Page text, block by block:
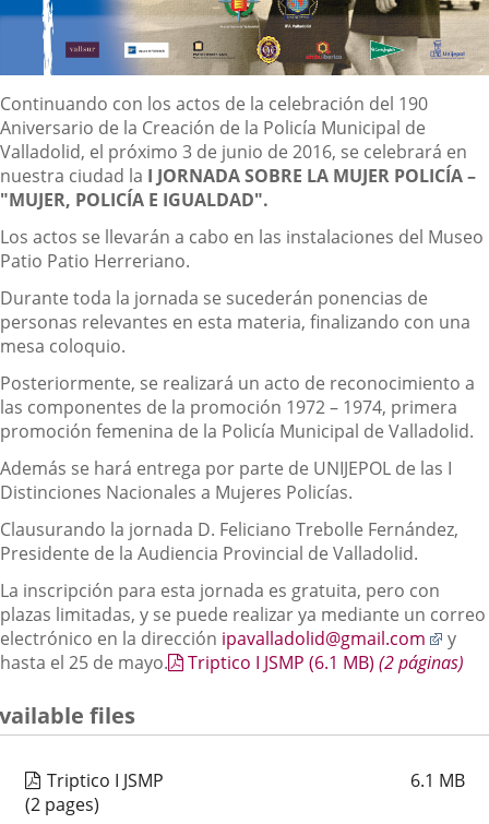
Descripción
Continuando con los actos de la celebración del 190
Aniversario de la Creación de la Policía Municipal de
Valladolid, el próximo 3 de junio de 2016, se celebrará en
nuestra ciudad la I JORNADA SOBRE LA MUJER POLICÍA –
"MUJER, POLICÍA E IGUALDAD".
Los actos se llevarán a cabo en las instalaciones del Museo
Patio Patio Herreriano.
Durante toda la jornada se sucederán ponencias de
personas relevantes en esta materia, finalizando con una
mesa coloquio.
Posteriormente, se realizará un acto de reconocimiento a
las componentes de la promoción 1972 – 1974, primera
promoción femenina de la Policía Municipal de Valladolid.
Además se hará entrega por parte de UNIJEPOL de las I
Distinciones Nacionales a Mujeres Policías.
Clausurando la jornada D. Feliciano Trebolle Fernández,
Presidente de la Audiencia Provincial de Valladolid.
La inscripción para esta jornada es gratuita, pero con
plazas limitadas, y se puede realizar ya mediante un correo
electrónico en la dirección ipavalladolid@gmail.com
a
y
hasta el 25 de mayo.
Triptico I JSMP (6.1 MB) (2 páginas)
files
Triptico I JSMP 6.1 MB
(2 pages)